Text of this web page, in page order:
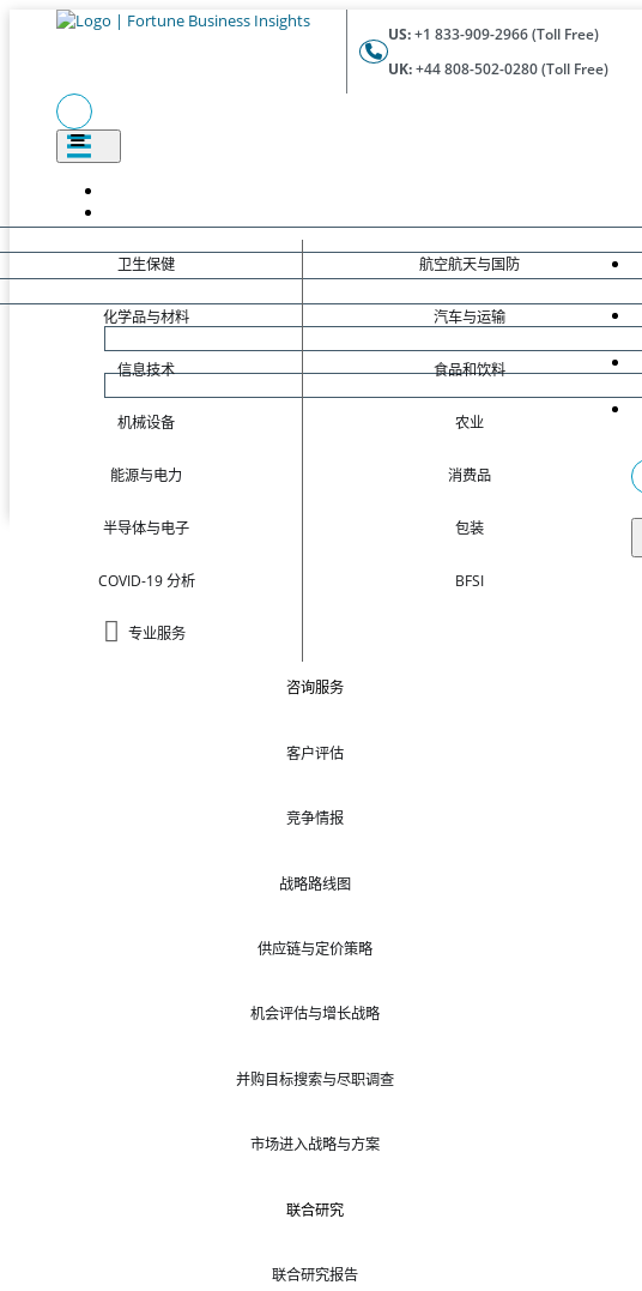
US:+1 833-909-2966 (Toll Free)
UK:+44 808-502-0280 (Toll Free)
卫生保健
化学品与材料
信息技术
机械设备
能源与电力
半导体与电子
COVID-19 分析
专业服务
航空航天与国防
汽车与运输
食品和饮料
农业
消费品
包装
BFSI
咨询服务
客户评估
竞争情报
战略路线图
供应链与定价策略
机会评估与增长战略
并购目标搜索与尽职调查
市场进入战略与方案
联合研究
联合研究报告